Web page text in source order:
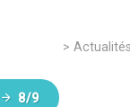
> Actualités
8/9